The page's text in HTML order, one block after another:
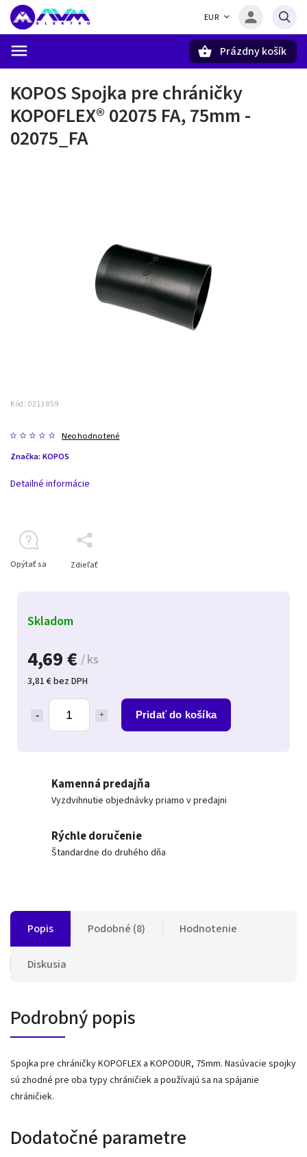
EUR
Prázdny košík
KOPOS Spojka pre chráničky
KOPOFLEX® 02075 FA, 75mm -
02075_FA
Kód: 0211859
Neohodnotené
Značka: KOPOS
4,69 € / ks
3,81 € bez DPH
Pridať do košíka
Skladom
Detailné informácie
Opýtať sa Zdieľať
Kamenná predajňa
Vyzdvihnutie objednávky priamo v predajni
Rýchle doručenie
Štandardne do druhého dňa
Popis Podobné (8) Hodnotenie
Diskusia
Podrobný popis
Spojka pre chráničky KOPOFLEX a KOPODUR, 75mm. Nasúvacie spojky
sú zhodné pre oba typy chráničiek a používajú sa na spájanie
chráničiek.
Dodatočné parametre